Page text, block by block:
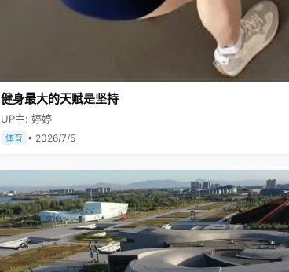
健身最大的天赋是坚持
UP主: 婷婷
体育 • 2026/7/5